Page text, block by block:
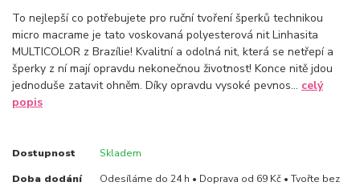
To nejlepší co potřebujete pro ruční tvoření šperků technikou
micro macrame je tato voskovaná polyesterová nit Linhasita
MULTICOLOR z Brazílie! Kvalitní a odolná nit, která se netřepí a
šperky z ní mají opravdu nekonečnou životnost! Konce nitě jdou
jednoduše zatavit ohněm. Díky opravdu vysoké pevnos... celý
popis
Dostupnost Skladem
Doba dodání
Odesíláme do 24 h • Doprava od 69 Kč • Tvořte bez